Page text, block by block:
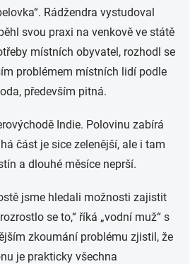
Rádžendra vystudoval
svou praxi na venkově ve státě
místních obyvatel, rozhodl se
problémem místních lidí podle
především pitná.
Indie. Polovinu zabírá
část je sice zelenější, ale i tam
a dlouhé měsíce neprší.
jsme hledali možnosti zajistit
se to,“ říká „vodní muž“ s
zkoumání problému zjistil, že
je prakticky všechna